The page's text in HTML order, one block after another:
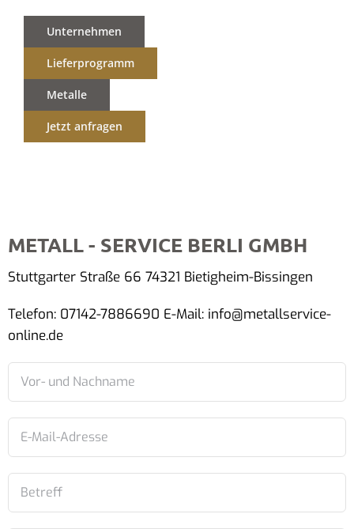
Unternehmen
Lieferprogramm
Metalle
Jetzt anfragen
METALL - SERVICE BERLI GMBH
Stuttgarter Straße 66 74321 Bietigheim-Bissingen
Telefon: 07142-7886690 E-Mail: info@metallservice-
online.de